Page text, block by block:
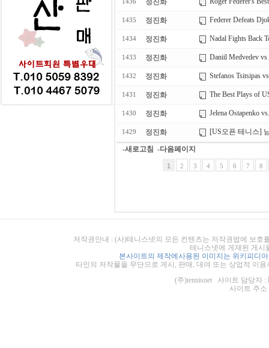
1436 정진화
1435 정진화 Federer Defeats
1434 정진화 Nadal Fights Back
1433 정진화 Daniil Medvedev vs
1432 정진화 Stefanos Tsitsipas
1431 정진화 The Best Plays of
1430 정진화 Jelena Ostapenko
1429 정진화 [US오픈 테니스]
-새로고침 -다음페이지
1 2 3 4 5 6 7 8
저작권안내 : (사)테니스넷의 모든 컨텐츠는 저작권법에 보
테니스넷에 게재된 게시
본사이트의 제작에사용된 이미지는 위키피디
타인의 저작물을 무단으로 게시, 판매, 대여 또는 상업적 이
(주)tennisnet 사이트 담당자 :
사이트 주